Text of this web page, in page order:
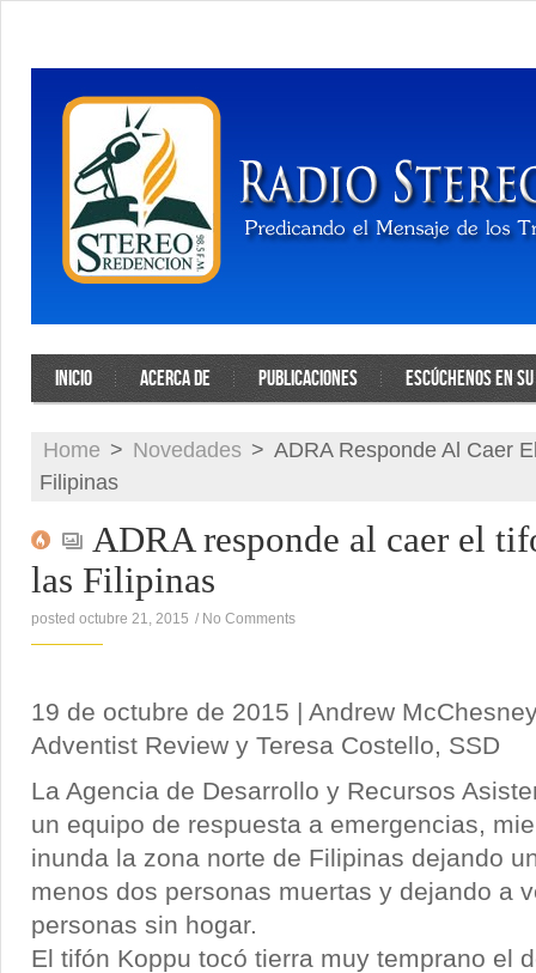
INICIO ACERCA DE PUBLICACIONES ESCÚCHENOS EN
Home > Novedades > ADRA Responde Al Caer
Filipinas
ADRA responde al caer el
las Filipinas
posted octubre 21, 2015 / No Comments
19 de octubre de 2015 | Andrew
Adventist Review y Teresa Costello, SSD
La Agencia de Desarrollo y Recursos
un equipo de respuesta a emergencias,
inunda la zona norte de Filipinas dejando
menos dos personas muertas y dejando a
personas sin hogar.
El tifón Koppu tocó tierra muy temprano el